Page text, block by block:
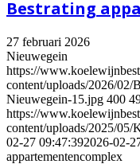
Bestrating
27 februari 2026
Nieuwegein
https://
content/uploads/2026/02/
Nieuwegein-15.jpg 400
https://
content/uploads/2025/
02-27 09:47:392026-02-
appartementencomplex